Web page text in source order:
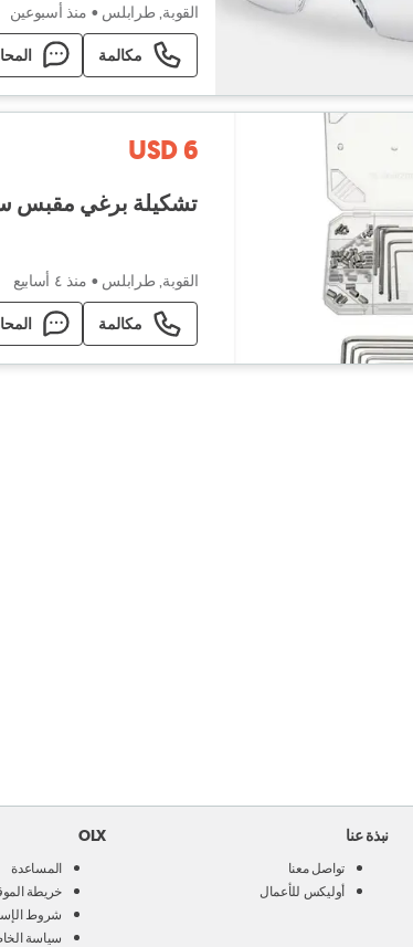
القوبة, طرابلس • منذ أسبوعين
مكالمة
USD 6
تشكيلة برغي مقبس
القوبة, طرابلس • منذ ٤ أسابيع
مكالمة
نبذة عنا
تواصل معنا
أوليكس للأعمال
OLX
المساعدة
خريطة
شروط
سياسة